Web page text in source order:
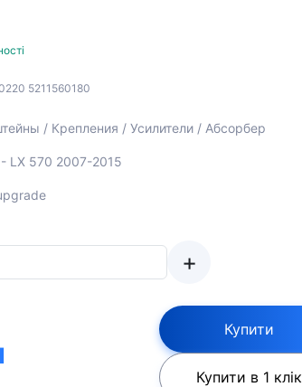
5211560180
/ Крепления / Усилители / Абсорбер
LX 570 2007-2015
+
Купити
Купити в 1 клік